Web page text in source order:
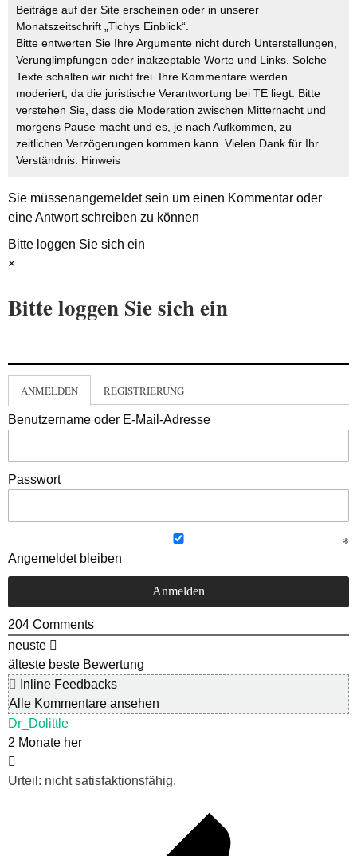
Beiträge auf der Site erscheinen oder in unserer
Monatszeitschrift „Tichys Einblick“.
Bitte entwerten Sie Ihre Argumente nicht durch Unterstellungen,
Verunglimpfungen oder inakzeptable Worte und Links. Solche
Texte schalten wir nicht frei. Ihre Kommentare werden
moderiert, da die juristische Verantwortung bei TE liegt. Bitte
verstehen Sie, dass die Moderation zwischen Mitternacht und
morgens Pause macht und es, je nach Aufkommen, zu
zeitlichen Verzögerungen kommen kann. Vielen Dank für Ihr
Verständnis. Hinweis
Sie müssenangemeldetsein um einen Kommentar oder
eine Antwort schreiben zu können
Bitte loggen Sie sich ein
×
Bitte loggen Sie sich ein
ANMELDEN REGISTRIERUNG
Benutzername oder E-Mail-Adresse
Passwort
Angemeldet bleiben
204 Comments
neuste
älteste beste Bewertung
Inline Feedbacks
Alle Kommentare ansehen
Dr_Dolittle
2 Monate her
Urteil: nicht satisfaktionsfähig.